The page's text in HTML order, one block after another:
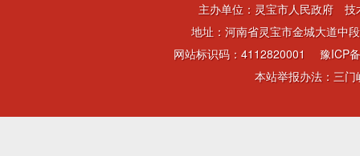
主办单位：灵宝市人民政府 技
地址：河南省灵宝市金城大道
网站标识码：4112820001 豫ICP
本站举报办法：三